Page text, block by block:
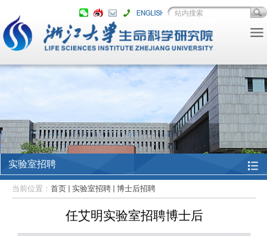
实验室招聘
当前位置： 首页 实验室招聘 博士后招聘
任艾明实验室招聘博士后